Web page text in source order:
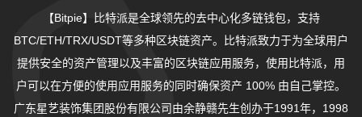
【Bitpie】比特派是全球领先的去中心化多链钱包，支持
BTC/ETH/TRX/USDT等多种区块链资产。比特派致力于为全球用户
提供安全的资产管理以及丰富的区块链应用服务，使用比特派，用
户可以在方便的使用应用服务的同时确保资产 100% 由自己掌控。
广东星艺装饰集团股份有限公司由余静赣先生创办于1991年，1998